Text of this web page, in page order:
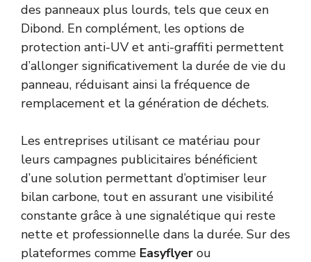
des panneaux plus lourds, tels que ceux en
Dibond. En complément, les options de
protection anti-UV et anti-graffiti permettent
d’allonger significativement la durée de vie du
panneau, réduisant ainsi la fréquence de
remplacement et la génération de déchets.
Les entreprises utilisant ce matériau pour
leurs campagnes publicitaires bénéficient
d’une solution permettant d’optimiser leur
bilan carbone, tout en assurant une visibilité
constante grâce à une signalétique qui reste
nette et professionnelle dans la durée. Sur des
plateformes comme Easyflyer ou